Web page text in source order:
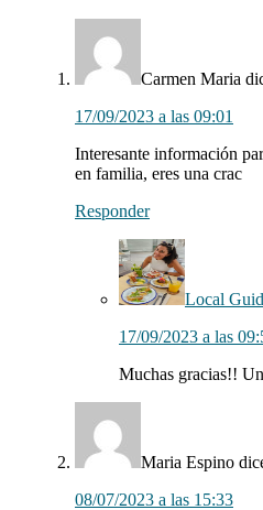
lectores
Carmen Maria
17/09/2023 a las 09:01
Interesante información
en familia, eres una crac
Responder
Local
17/09/2023 a las
Muchas gracias!!
Maria Espino
08/07/2023 a las 15:33